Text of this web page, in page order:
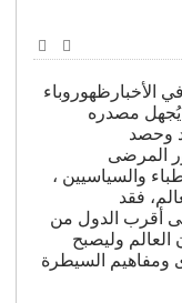
طباعة
البريد
الأخبارظهوروباء
مصدره
وحصد
المرضى
والسياسيين ،
فقد
أقرب الدول من
العالم وليصبح
ومفاهيم السيطرة